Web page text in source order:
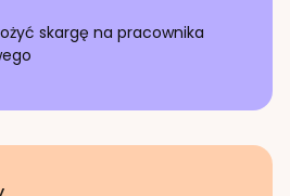
skargę na pracownika